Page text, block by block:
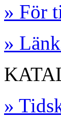
» För
»
»